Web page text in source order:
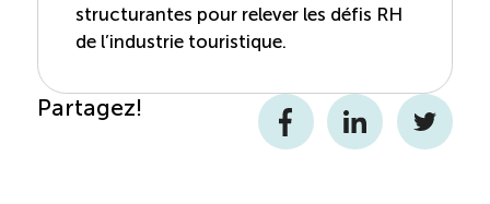
structurantes pour relever les défis RH
de l’industrie touristique.
Partagez!
FacebookLinkedInTwitter